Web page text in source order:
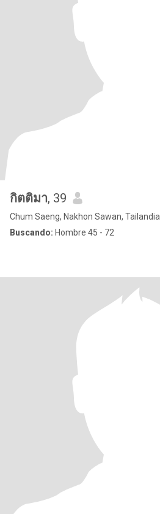
กิตติมา, 39
Chum Saeng, Nakhon Sawan, Tailandia
Buscando: Hombre 45 - 72